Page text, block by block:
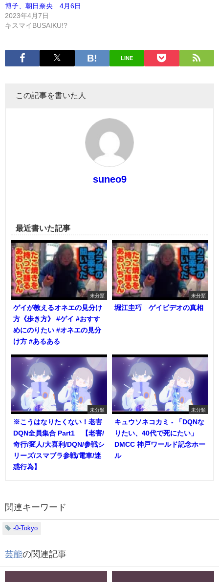
博子、朝日奈央 4月6日
2023年4月7日
キスマイBUSAIKU!?
LINE
この記事を書いた人
suneo9
最近書いた記事
未分類
ゲイが教えるオネエの見分け
方《歩き方》 #ゲイ #おすす
めにのりたい #オネエの見分
け方 #あるある
未分類
堀江圭巧 ゲイビデオの真相
未分類
※こうはなりたくない！老害
DQN全員集合 Part1 【老害/
奇行/変人/大喜利/DQN/参戦シ
リーズ/スマブラ参戦/電車/迷
惑行為】
未分類
キュウソネコカミ - 「DQNな
りたい、40代で死にたい」
DMCC 神戸ワールド記念ホー
ル
関連キーワード
-0-Tokyo
芸能の関連記事